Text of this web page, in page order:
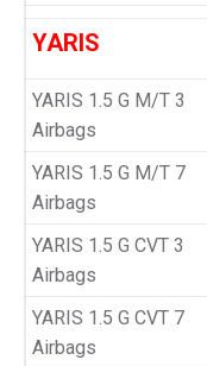
YARIS
YARIS 1.5 G M/T 3
Airbags
YARIS 1.5 G M/T 7
Airbags
YARIS 1.5 G CVT 3
Airbags
YARIS 1.5 G CVT 7
Airbags